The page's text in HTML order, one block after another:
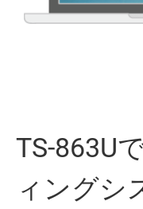
TS-863U
ィングシ